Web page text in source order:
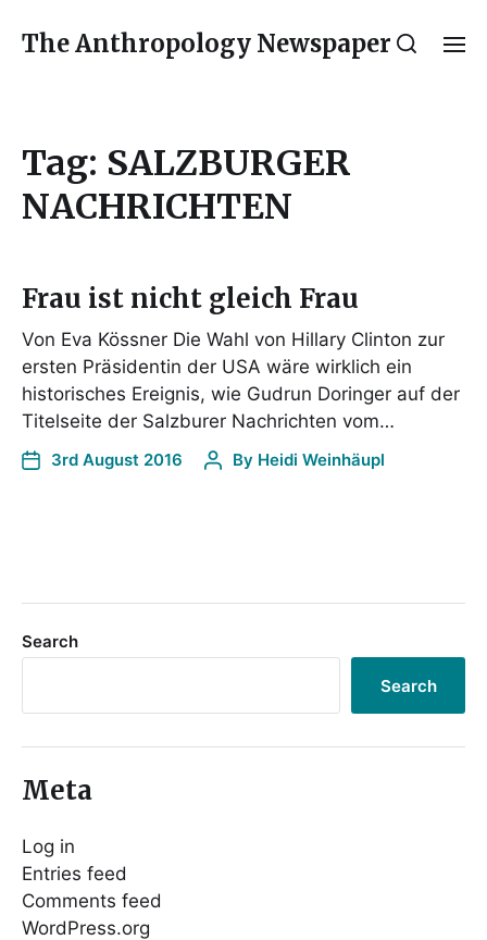
The Anthropology Newspaper
Tag: SALZBURGER
NACHRICHTEN
Frau ist nicht gleich Frau
Von Eva Kössner Die Wahl von Hillary Clinton zur
ersten Präsidentin der USA wäre wirklich ein
historisches Ereignis, wie Gudrun Doringer auf der
Titelseite der Salzburer Nachrichten vom…
3rd August 2016 By Heidi Weinhäupl
Search
Search
Meta
Log in
Entries feed
Comments feed
WordPress.org